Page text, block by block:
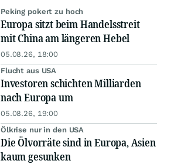
Peking pokert zu hoch
Europa sitzt beim Handelsstreit
mit China am längeren Hebel
05.08.26, 18:00
Flucht aus USA
Investoren schichten Milliarden
nach Europa um
05.08.26, 19:00
Ölkrise nur in den USA
Die Ölvorräte sind in Europa, Asien
kaum gesunken